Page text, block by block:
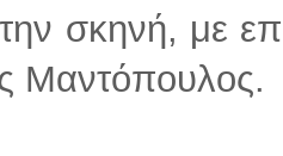
σκηνή, με
Μαντόπουλος.